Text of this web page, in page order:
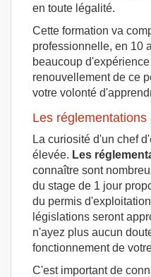
en toute légalité.
Cette formation va
professionnelle, en 10
beaucoup
renouvellement de ce
votre volonté
Les réglementations
La curiosité d'un chef
élevée. Les
connaître sont
du stage de 1 jour
du permis
législations seront
n'ayez plus aucun
fonctionnement de
C'est important de